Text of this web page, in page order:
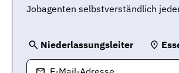
Jobagenten selbstverständlich
Niederlassungsleiter